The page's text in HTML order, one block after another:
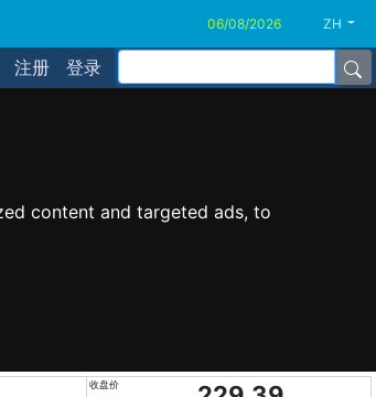
content and targeted ads, to
ZH
注册 登录
收盘价